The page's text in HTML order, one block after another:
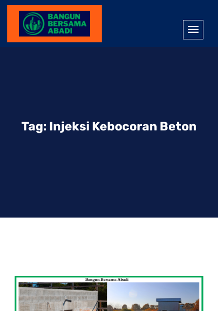
Tag: Injeksi Kebocoran Beton